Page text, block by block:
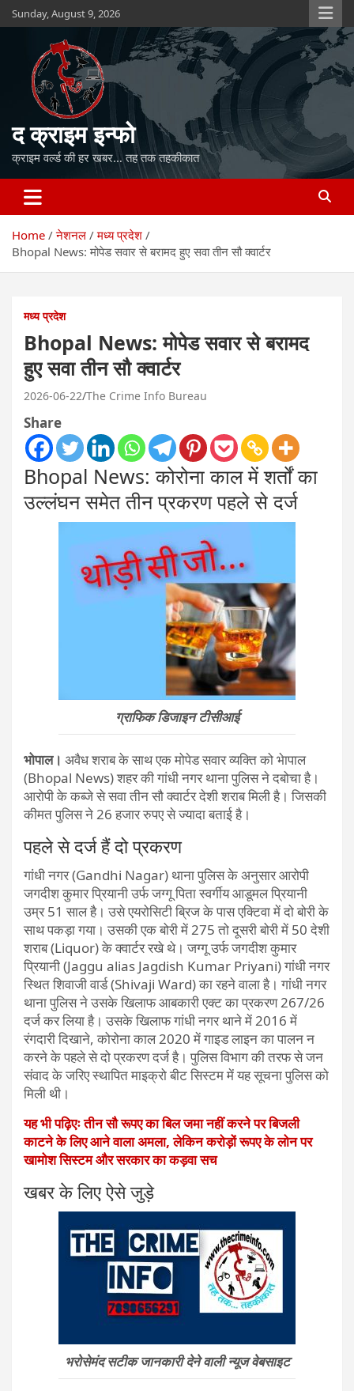
Skip
to
Sunday, August 9, 2026
द क्राइम इन्फो
क्राइम वर्ल्ड की हर खबर… तह तक तहकीकात
Home नेशनल
मध्य प्रदेश
Bhopal News: मोपेड सवार से बरामद हुए सवा तीन सौ क्वार्टर
मध्य प्रदेश
Bhopal News: मोपेड सवार से बरामद
हुए सवा तीन सौ क्वार्टर
2026-06-22 The Crime Info Bureau
Share
Bhopal News: कोरोना काल में शर्तों का
उल्लंघन समेत तीन प्रकरण पहले से दर्ज
ग्राफिक डिजाइन टीसीआई
भोपाल। अवैध शराब के साथ एक मोपेड सवार व्यक्ति को भेापाल
(Bhopal News) शहर की गांधी नगर थाना पुलिस ने दबोचा है।
आरोपी के कब्जे से सवा तीन सौ क्वार्टर देशी शराब मिली है। जिसकी
कीमत पुलिस ने 26 हजार रुपए से ज्यादा बताई है।
पहले से दर्ज हैं दो प्रकरण
गांधी नगर (Gandhi Nagar) थाना पुलिस के अनुसार आरोपी
जगदीश कुमार प्रियानी उर्फ जग्गू पिता स्वर्गीय आडूमल प्रियानी
उम्र 51 साल है। उसे एयरोसिटी ब्रिज के पास एक्टिवा में दो बोरी के
साथ पकड़ा गया। उसकी एक बोरी में 275 तो दूसरी बोरी में 50 देशी
शराब (Liquor) के क्वार्टर रखे थे। जग्गू उर्फ जगदीश कुमार
प्रियानी (Jaggu alias Jagdish Kumar Priyani) गांधी नगर
स्थित शिवाजी वार्ड (Shivaji Ward) का रहने वाला है। गांधी नगर
थाना पुलिस ने उसके खिलाफ आबकारी एक्ट का प्रकरण 267/26
दर्ज कर लिया है। उसके खिलाफ गांधी नगर थाने में 2016 में
रंगदारी दिखाने, कोरोना काल 2020 में गाइड लाइन का पालन न
करने के पहले से दो प्रकरण दर्ज है। पुलिस विभाग की तरफ से जन
संवाद के जरिए स्थापित माइक्रो बीट सिस्टम में यह सूचना पुलिस को
मिली थी।
यह भी पढ़िएः तीन सौ रूपए का बिल जमा नहीं करने पर बिजली
काटने के लिए आने वाला अमला, लेकिन करोड़ों रूपए के लोन पर
खामोश सिस्टम और सरकार का कड़वा सच
खबर के लिए ऐसे जुड़े
भरोसेमंद सटीक जानकारी देने वाली न्यूज वेबसाइट